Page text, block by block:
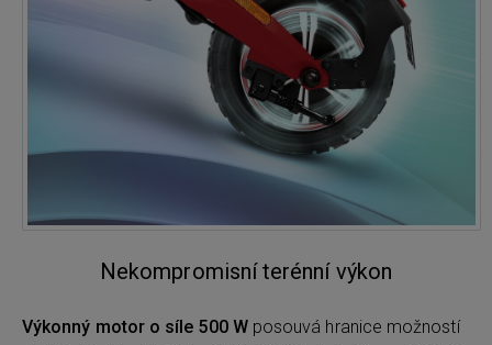
Nekompromisní terénní výkon
Výkonný motor o síle 500 Wposouvá hranice možností